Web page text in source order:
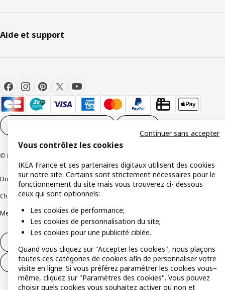
Aide et support
© Inter IKEA Systems B.V 1999-2026
Documents juridiques et informations légales
Charte de protection des données
Mentions légalesAlertes fraudeRappel produit
Formulaire de rétractation – services
Vous contrôlez les cookies
IKEA France et ses partenaires digitaux utilisent des cookies
sur notre site. Certains sont strictement nécessaires pour le
fonctionnement du site mais vous trouverez ci- dessous
ceux qui sont optionnels:
Les cookies de performance;
Les cookies de personnalisation du site;
Les cookies pour une publicité ciblée.
Quand vous cliquez sur "Accepter les cookies", nous plaçons
toutes ces catégories de cookies afin de personnaliser votre
visite en ligne. Si vous préférez paramétrer les cookies vous–
même, cliquez sur "Paramètres des cookies". Vous pouvez
choisir quels cookies vous souhaitez activer ou non et
Continuer sans accepter